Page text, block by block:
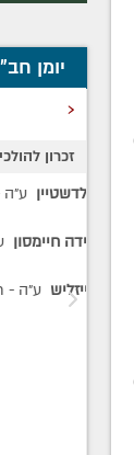
יומן
‹
זכרון
ר' בני
תשע"א
ע״ה-